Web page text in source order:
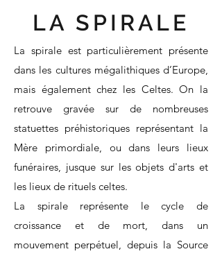
LA SPIRALE
La spirale est particulièrement présente
dans les cultures mégalithiques d’Europe,
mais également chez les Celtes. On la
retrouve gravée sur de nombreuses
statuettes préhistoriques représentant la
Mère primordiale, ou dans leurs lieux
funéraires, jusque sur les objets d'arts et
les lieux de rituels celtes.
La spirale représente le cycle de
croissance et de mort, dans un
mouvement perpétuel, depuis la Source